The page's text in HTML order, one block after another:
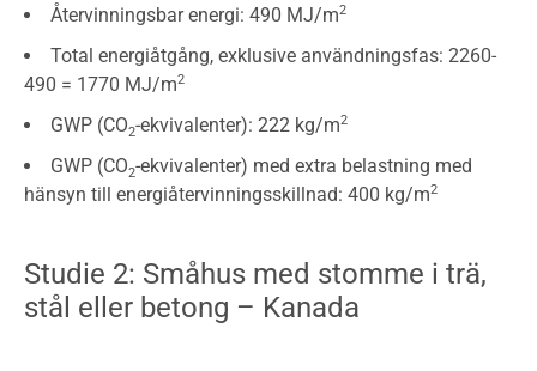
Återvinningsbar energi: 490 MJ/m2
Total energiåtgång, exklusive användningsfas: 2260-
490 = 1770 MJ/m2
GWP (CO2-ekvivalenter): 222 kg/m2
GWP (CO2-ekvivalenter) med extra belastning med
hänsyn till energiåtervinningsskillnad: 400 kg/m2
Studie 2: Småhus med stomme i trä,
stål eller betong – Kanada